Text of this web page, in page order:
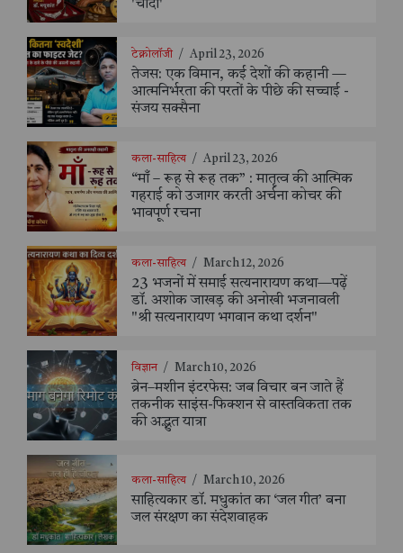
'चांदी'
टेक्नोलॉजी / April 23, 2026
तेजस: एक विमान, कई देशों की कहानी —
आत्मनिर्भरता की परतों के पीछे की सच्चाई -
संजय सक्सैना
कला-साहित्य / April 23, 2026
“माँ – रूह से रूह तक” : मातृत्व की आत्मिक
गहराई को उजागर करती अर्चना कोचर की
भावपूर्ण रचना
कला-साहित्य / March 12, 2026
23 भजनों में समाई सत्यनारायण कथा—पढ़ें
डॉ. अशोक जाखड़ की अनोखी भजनावली
"श्री सत्यनारायण भगवान कथा दर्शन"
विज्ञान / March 10, 2026
ब्रेन–मशीन इंटरफेस: जब विचार बन जाते हैं
तकनीक साइंस-फिक्शन से वास्तविकता तक
की अद्भुत यात्रा
कला-साहित्य / March 10, 2026
साहित्यकार डॉ. मधुकांत का ‘जल गीत’ बना
जल संरक्षण का संदेशवाहक